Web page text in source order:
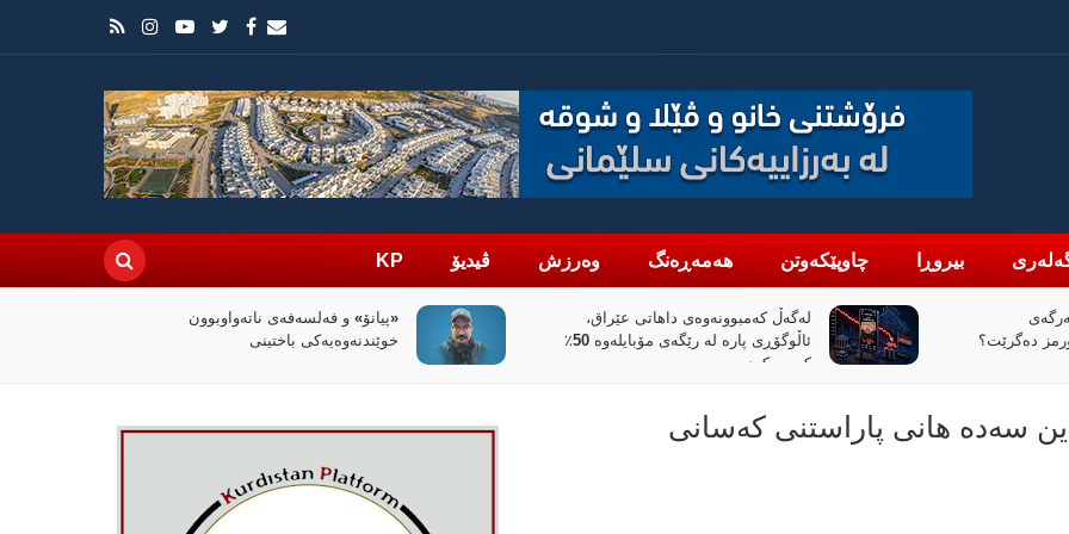
بیروڕا چاوپێکەوتن هەمەڕەنگ وەرزش ڤیدیۆ KP
عێراق،
ئاڵوگۆڕی پارە لە رێگەی مۆبایلەوە 50٪
«پیانۆ» و فەلسەفەی ناتەواوبوون
خوێندنەوەیەکی باختینی
سیاسەتی خۆتەعریبکردن لە باشووری
کوردستان
سەدە هانی پاراستنی کەسانی